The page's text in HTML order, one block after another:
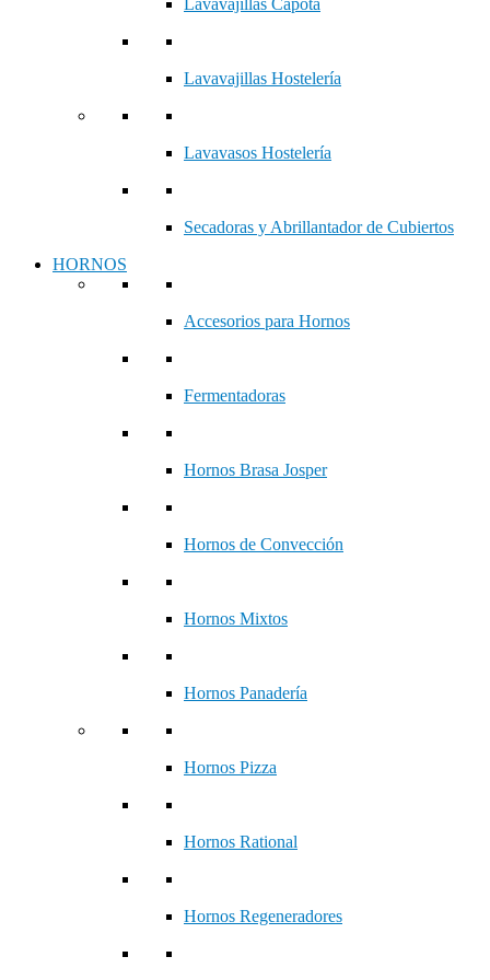
Lavavajillas Capota
Lavavajillas Hostelería
Lavavasos Hostelería
Secadoras y Abrillantador de Cubiertos
HORNOS
Accesorios para Hornos
Fermentadoras
Hornos Brasa Josper
Hornos de Convección
Hornos Mixtos
Hornos Panadería
Hornos Pizza
Hornos Rational
Hornos Regeneradores